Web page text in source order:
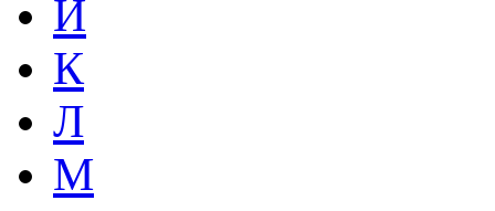
Й
К
Л
М